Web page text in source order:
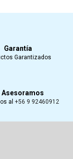
Garantía
Garantizados
Asesoramos
al +56 9 92460912